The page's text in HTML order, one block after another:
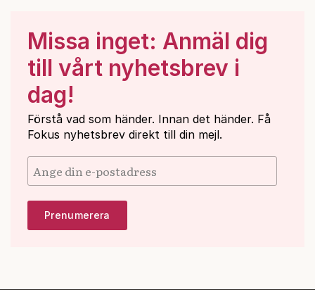
Missa inget: Anmäl dig
till vårt nyhetsbrev i
dag!
Förstå vad som händer. Innan det händer. Få
Fokus nyhetsbrev direkt till din mejl.